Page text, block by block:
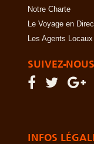
Notre Charte
Le Voyage en
Les Agents
SUIVEZ-NOUS
INFOS